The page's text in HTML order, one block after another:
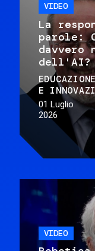
VIDEO
La
parole:
davvero
dell'AI?
EDUCAZIONE
E
01 Luglio
2026
VIDEO